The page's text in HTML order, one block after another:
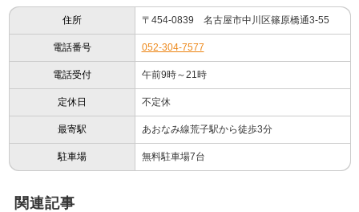
住所 〒454-0839 名古屋市中川区篠原橋通3-55
電話番号 052-304-7577
電話受付 午前9時～21時
定休日 不定休
最寄駅 あおなみ線荒子駅から徒歩3分
駐車場 無料駐車場7台
関連記事